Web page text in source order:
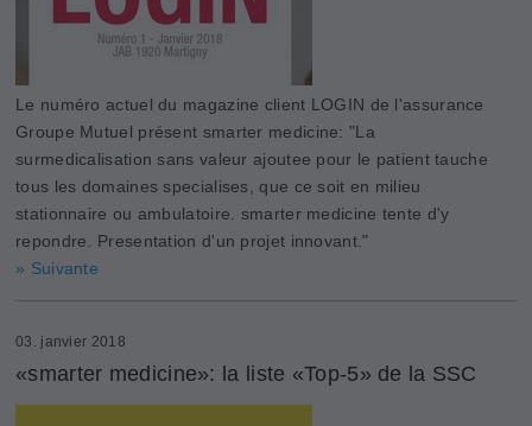
Le numéro actuel du magazine client LOGIN de l'assurance
Groupe Mutuel présent smarter medicine: "La
surmedicalisation sans valeur ajoutee pour le patient tauche
tous les domaines specialises, que ce soit en milieu
stationnaire ou ambulatoire. smarter medicine tente d'y
repondre. Presentation d'un projet innovant."
» Suivante
03. janvier 2018
«smarter medicine»: la liste «Top-5» de la SSC